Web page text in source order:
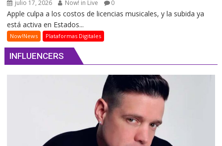
julio 17, 2026 Now! in Live 0
Apple culpa a los costos de licencias musicales, y la subida ya
está activa en Estados...
Now!News Plataformas Digitales
INFLUENCERS